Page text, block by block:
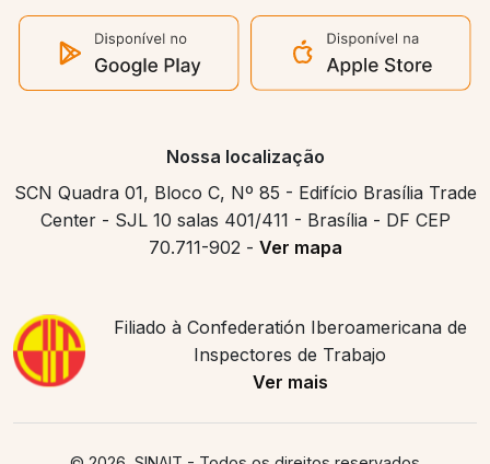
Nossa localização
SCN Quadra 01, Bloco C, Nº 85 - Edifício Brasília Trade
Center - SJL 10 salas 401/411 - Brasília - DF CEP
70.711-902 - Ver mapa
Filiado à Confederatión Iberoamericana de
Inspectores de Trabajo
Ver mais